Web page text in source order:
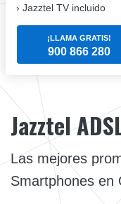
Jazztel TV incluido
¡LLAMA GRATIS!
900 866 280
Jazztel
Las mejores
Smartphones en